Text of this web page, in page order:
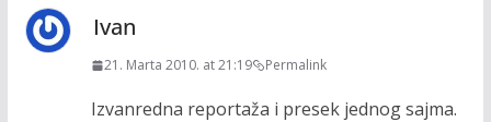
Ivan
21. Marta 2010. at 21:19 Permalink
Izvanredna reportaža i presek jednog sajma.